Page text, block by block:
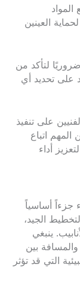
المواد
العينين
لتأكد من
على تحديد أي
على تنفيذ
اتباع
أداء
جزءاً أساسياً
الجيد،
ينبغي
بين
التي قد تؤثر